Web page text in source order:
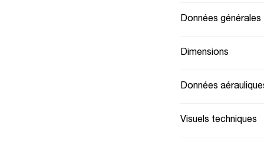
Données générales
Dimensions
Données
Visuels techniques